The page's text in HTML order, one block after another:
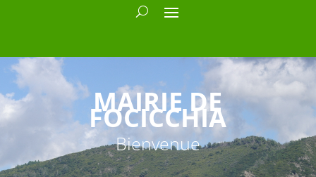
MAIRIE DE
FOCICCHIA
Bienvenue